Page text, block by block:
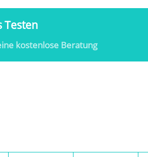
Testen
kostenlose Beratung